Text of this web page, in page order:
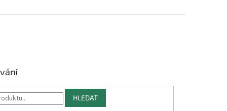
HLEDAT